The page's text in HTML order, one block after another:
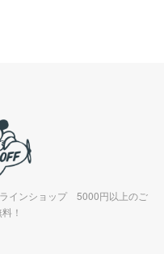
インショップ 5000円以上のご
！